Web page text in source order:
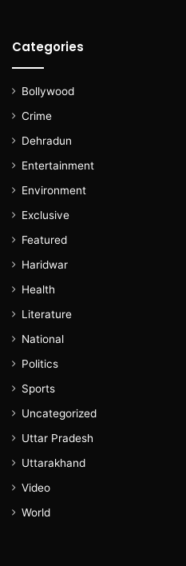
Categories
Bollywood
Crime
Dehradun
Entertainment
Environment
Exclusive
Featured
Haridwar
Health
Literature
National
Politics
Sports
Uncategorized
Uttar Pradesh
Uttarakhand
Video
World